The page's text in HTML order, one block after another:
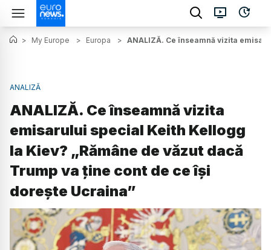
> My Europe > Europa > ANALIZĂ. Ce înseamnă vizita
ANALIZĂ
ANALIZĂ. Ce înseamnă vizita
emisarului special Keith Kellogg
la Kiev? „Rămâne de văzut dacă
Trump va ține cont de ce își
dorește Ucraina”